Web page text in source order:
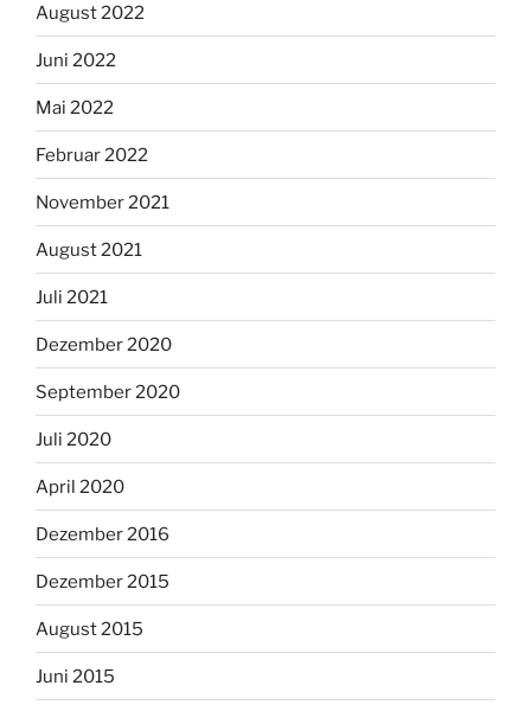
August 2022
Juni 2022
Mai 2022
Februar 2022
November 2021
August 2021
Juli 2021
Dezember 2020
September 2020
Juli 2020
April 2020
Dezember 2016
Dezember 2015
August 2015
Juni 2015